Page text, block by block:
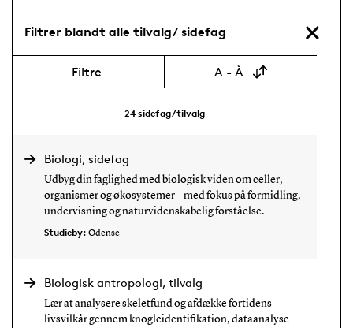
Filtrer blandt alle tilvalg/ sidefag
Filtre A - Å
24 sidefag/ tilvalg
Biologi, sidefag
Udbyg din faglighed med biologisk viden om celler,
organismer og økosystemer – med fokus på formidling,
undervisning og naturvidenskabelig forståelse.
Studieby: Odense
Biologisk antropologi, tilvalg
Lær at analysere skeletfund og afdække fortidens
livsvilkår gennem knogleidentifikation, dataanalyse